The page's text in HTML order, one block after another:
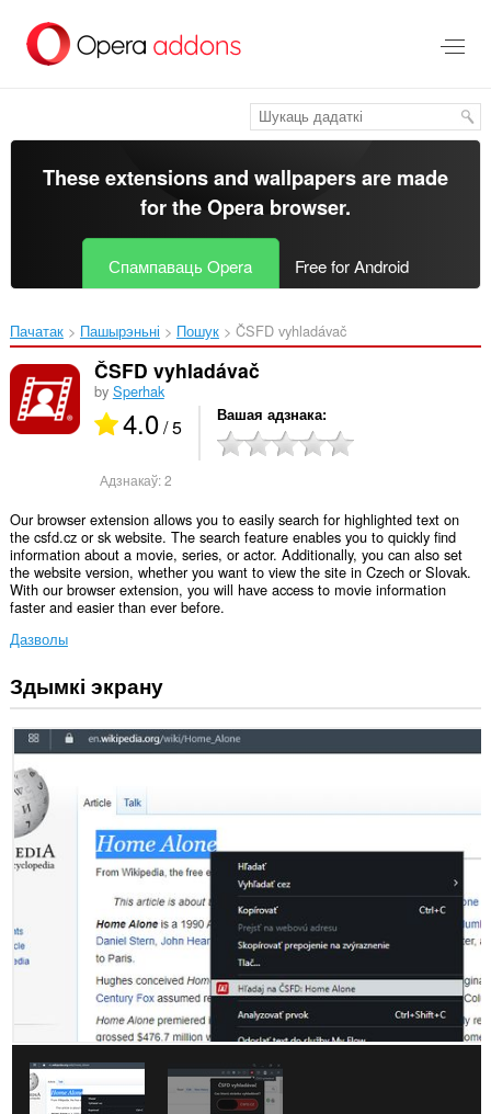
асноўнага
These extensions and wallpapers are made
for theOpera browser.
Спампаваць Opera Free for Android
Пачатак Пашырэньні Пошук ČSFD vyhladávač‎
ČSFD vyhladávač
by Sperhak
4.0/ 5 Вашая адзнака
Адзнакаў:2
Our browser extension allows you to easily search for highlighted text on
the csfd.cz or sk website. The search feature enables you to quickly find
information about a movie, series, or actor. Additionally, you can also set
the website version, whether you want to view the site in Czech or Slovak.
With our browser extension, you will have access to movie information
faster and easier than ever before.
Дазволы
Гэта
пашырэнне
мець
доступ
да
вашых
вакенцаў
прагляду.
Здымкі экрану